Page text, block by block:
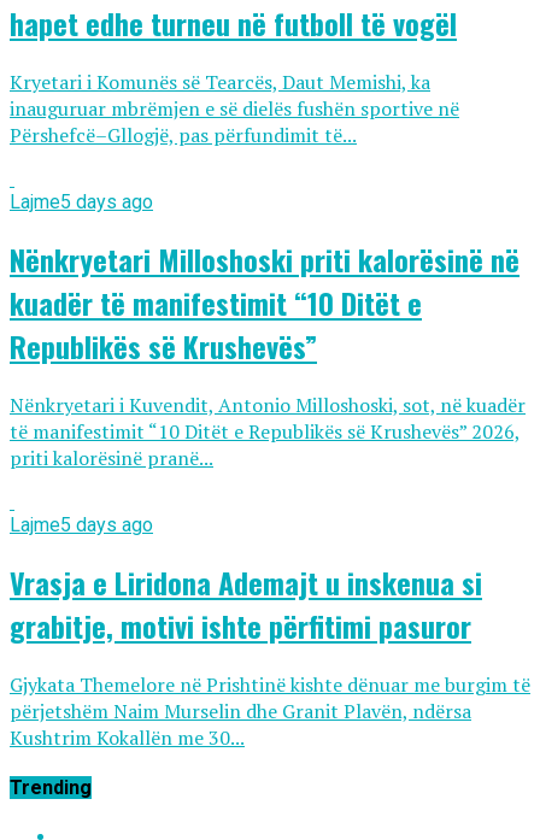
hapet edhe turneu në futboll të vogël
Kryetari i Komunës së Tearcës, Daut Memishi, ka
inauguruar mbrëmjen e së dielës fushën sportive në
Përshefcë–Gllogjë, pas përfundimit të...
Lajme5 days ago
Nënkryetari Milloshoski priti kalorësinë në
kuadër të manifestimit “10 Ditët e
Republikës së Krushevës”
Nënkryetari i Kuvendit, Antonio Milloshoski, sot, në kuadër
të manifestimit “10 Ditët e Republikës së Krushevës” 2026,
priti kalorësinë pranë...
Lajme5 days ago
Vrasja e Liridona Ademajt u inskenua si
grabitje, motivi ishte përfitimi pasuror
Gjykata Themelore në Prishtinë kishte dënuar me burgim të
përjetshëm Naim Murselin dhe Granit Plavën, ndërsa
Kushtrim Kokallën me 30...
Trending